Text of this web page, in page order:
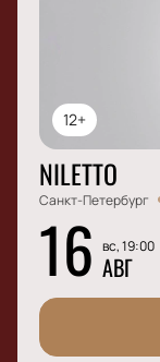
12+
NILETTO
Санкт-Петербург
16 вс, 19:00
АВГ